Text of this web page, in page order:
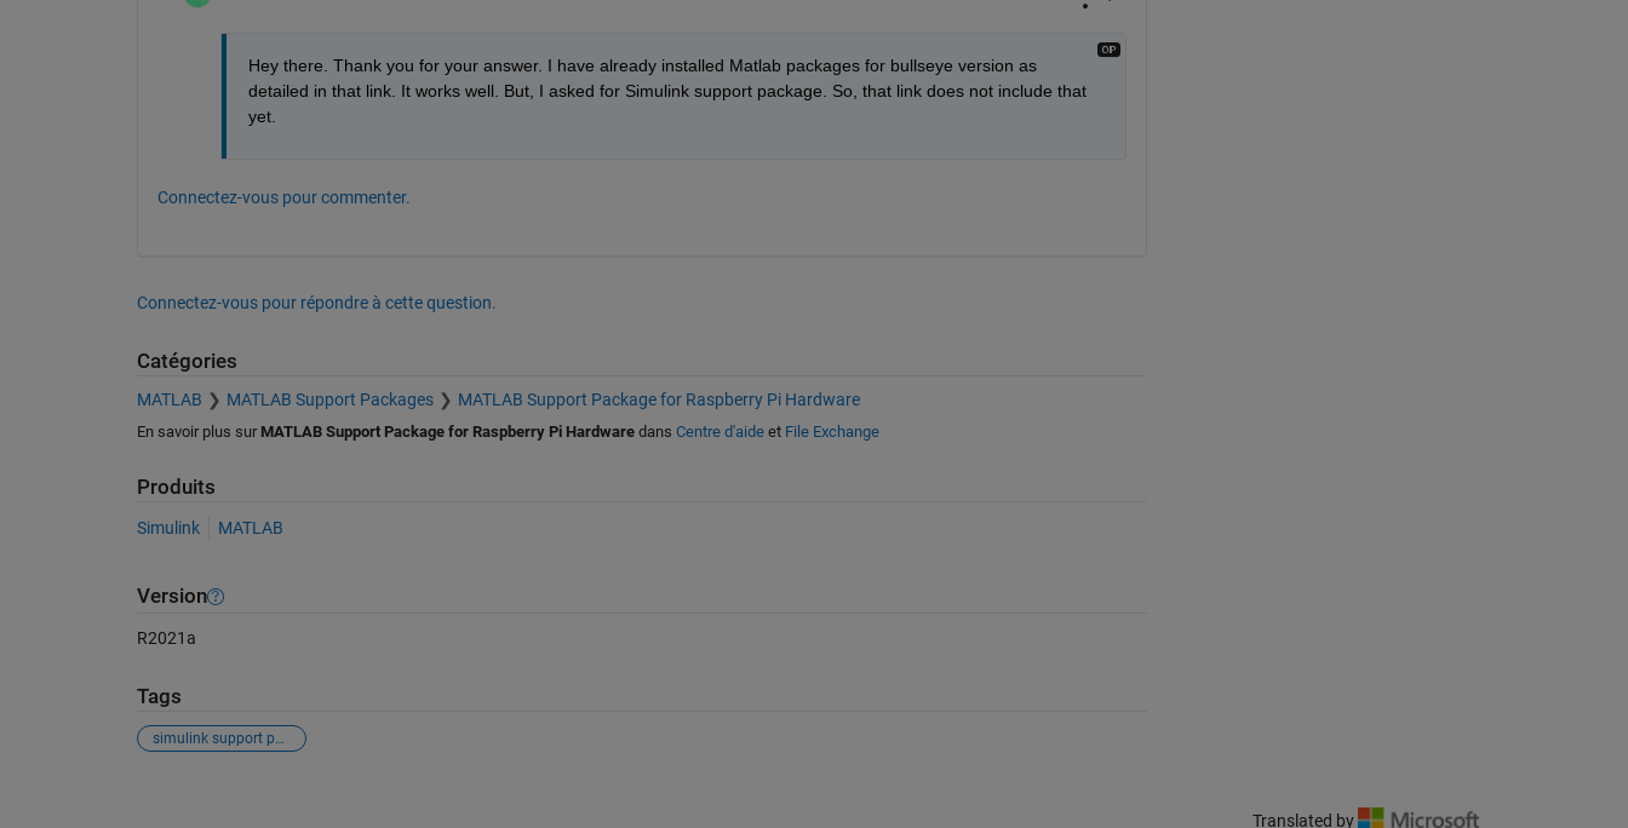
Hey there. Thank you for your answer. I have already installed Matlab packages for bullseye version as
detailed in that link. It works well. But, I asked for Simulink support package. So, that link does not include that
yet.
Connectez-vous pour commenter.
Connectez-vous pour répondre à cette question.
Catégories
MATLAB MATLAB Support Packages MATLAB Support Package for Raspberry Pi Hardware
En savoir plus sur MATLAB Support Package for Raspberry Pi Hardwaredans Centre d'aideet File Exchange
Produits
Simulink MATLAB
Version
R2021a
Tags
simulink support package for raspberry pi hardware
Translated by